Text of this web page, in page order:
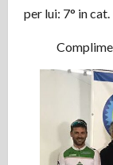
per lui: 7° in